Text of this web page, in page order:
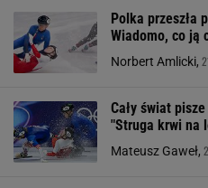
Polka przeszła
Wiadomo, co ją
Norbert Amlicki,
Cały świat
"Struga krwi na
Mateusz Gaweł,